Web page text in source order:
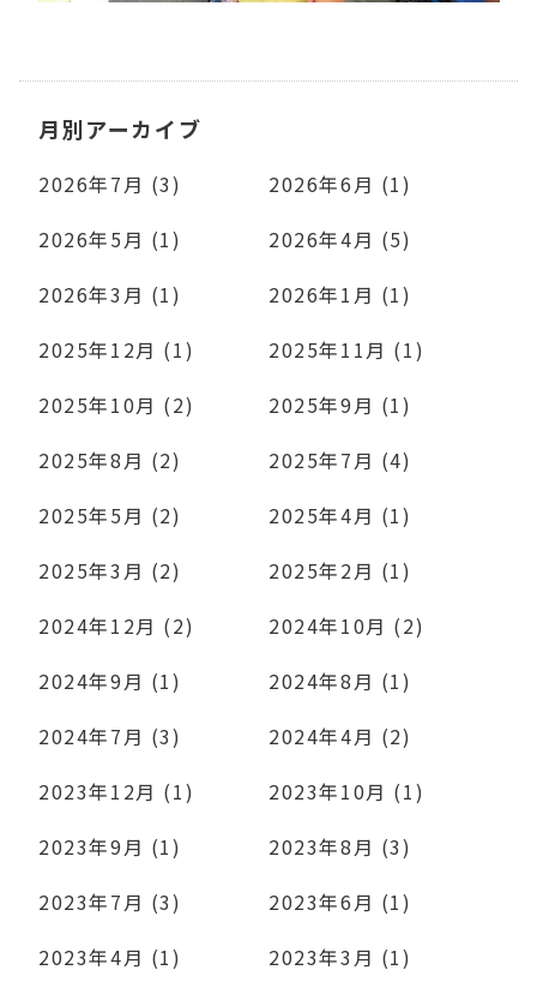
月別アーカイブ
2026年7月 (3)
2026年6月 (1)
2026年5月 (1)
2026年4月 (5)
2026年3月 (1)
2026年1月 (1)
2025年12月 (1)
2025年11月 (1)
2025年10月 (2)
2025年9月 (1)
2025年8月 (2)
2025年7月 (4)
2025年5月 (2)
2025年4月 (1)
2025年3月 (2)
2025年2月 (1)
2024年12月 (2)
2024年10月 (2)
2024年9月 (1)
2024年8月 (1)
2024年7月 (3)
2024年4月 (2)
2023年12月 (1)
2023年10月 (1)
2023年9月 (1)
2023年8月 (3)
2023年7月 (3)
2023年6月 (1)
2023年4月 (1)
2023年3月 (1)